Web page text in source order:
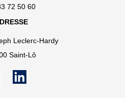
72 50 60
Leclerc-Hardy
Saint-Lô